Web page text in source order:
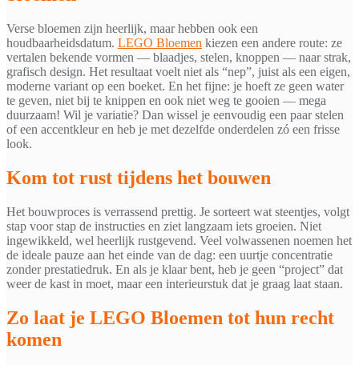
Verse bloemen zijn heerlijk, maar hebben ook een
houdbaarheidsdatum. LEGO Bloemen kiezen een andere route: ze
vertalen bekende vormen — blaadjes, stelen, knoppen — naar strak,
grafisch design. Het resultaat voelt niet als “nep”, juist als een eigen,
moderne variant op een boeket. En het fijne: je hoeft ze geen water
te geven, niet bij te knippen en ook niet weg te gooien — mega
duurzaam! Wil je variatie? Dan wissel je eenvoudig een paar stelen
of een accentkleur en heb je met dezelfde onderdelen zó een frisse
look.
Kom tot rust tijdens het bouwen
Het bouwproces is verrassend prettig. Je sorteert wat steentjes, volgt
stap voor stap de instructies en ziet langzaam iets groeien. Niet
ingewikkeld, wel heerlijk rustgevend. Veel volwassenen noemen het
de ideale pauze aan het einde van de dag: een uurtje concentratie
zonder prestatiedruk. En als je klaar bent, heb je geen “project” dat
weer de kast in moet, maar een interieurstuk dat je graag laat staan.
Zo laat je LEGO Bloemen tot hun recht
komen